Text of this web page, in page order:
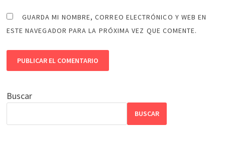
GUARDA MI NOMBRE, CORREO ELECTRÓNICO Y WEB EN
ESTE NAVEGADOR PARA LA PRÓXIMA VEZ QUE COMENTE.
Buscar
BUSCAR